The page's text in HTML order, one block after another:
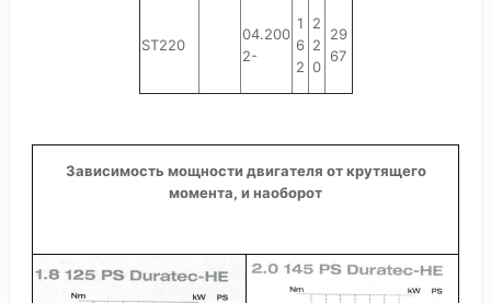
ST220
04.200
2-
1
6
2
2
2
0
29
67
Зависимость мощности двигателя от крутящего
момента, и наоборот